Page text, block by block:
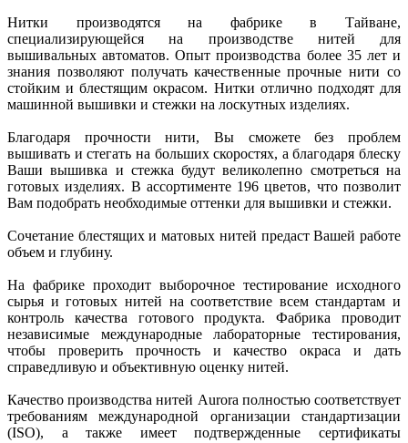
Нитки производятся на фабрике в Тайване,
специализирующейся на производстве нитей для
вышивальных автоматов. Опыт производства более 35 лет и
знания позволяют получать качественные прочные нити со
стойким и блестящим окрасом. Нитки отлично подходят для
машинной вышивки и стежки на лоскутных изделиях.
Благодаря прочности нити, Вы сможете без проблем
вышивать и стегать на больших скоростях, а благодаря блеску
Ваши вышивка и стежка будут великолепно смотреться на
готовых изделиях. В ассортименте 196 цветов, что позволит
Вам подобрать необходимые оттенки для вышивки и стежки.
Сочетание блестящих и матовых нитей предаст Вашей работе
объем и глубину.
На фабрике проходит выборочное тестирование исходного
сырья и готовых нитей на соответствие всем стандартам и
контроль качества готового продукта. Фабрика проводит
независимые международные лабораторные тестирования,
чтобы проверить прочность и качество окраса и дать
справедливую и объективную оценку нитей.
Качество производства нитей Aurora полностью соответствует
требованиям международной организации стандартизации
(ISO), а также имеет подтвержденные сертификаты